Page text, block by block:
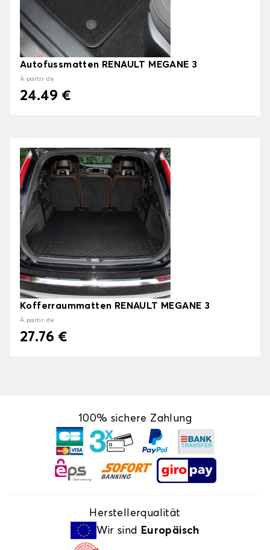
Autofussmatten RENAULT MEGANE 3
À partir de
24.49 €
Kofferraummatten RENAULT MEGANE 3
À partir de
27.76 €
100% sichere Zahlung
Herstellerqualität
Wir sind
Europäisch